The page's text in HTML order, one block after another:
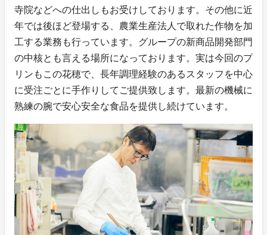
寺院などへの仕出しもお受けしております。その他に近
年では後ほど登場する、農業生産法人で取れた作物を加
工する業務も行っています。グループの新商品開発部門
の中核とも言える場所になっております。実は今回のプ
リンもこの花穂で、長年調理経験のあるスタッフを中心
に受注ごとに手作りしてご提供致します。最新の機械に
熟練の腕で安心安全な食品を提供し続けています。